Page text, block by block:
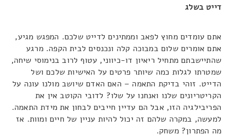
דייט בשלג
אתם עומדים מחוץ לפאב וממתינים לדייט שלכם. המפגש מגיע,
אתם אומרים שלום במבוכה קלה ונכנסים לבית הקפה. מרגע
שהתיישבתם מתחיל ריאיון דו-כיווני, עטוף לרוב בנימוסי שיחה,
שמטרתו לגלות כמה שיותר פרטים על האישיות שלכם ושל
הדייט. זוהי בדיקת התאמה – האם האדם שיושב מולנו עונה על
הקריטריונים שלנו ואנחנו על שלו? לדובי הקוטב אין את
הפריבילגיה הזו, אבל הם עדיין חייבים לבחון את מידת התאמה.
למעשה, במקרה שלהם זה יכול להיות עניין של חיים ומוות. אז
מה הפתרון? משחק.